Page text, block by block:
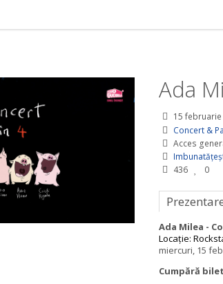
Ada
15 februarie
Concert &
Acces
436
0
Ada Milea -
Locație:
miercuri, 15
Cumpără